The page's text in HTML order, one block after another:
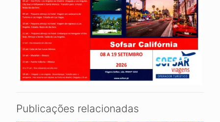
Publicações relacionadas